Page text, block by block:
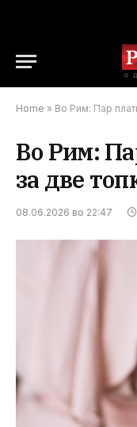
Home » Во Рим: Пар
Во Рим:
за две
08.06.2026 во 22:47